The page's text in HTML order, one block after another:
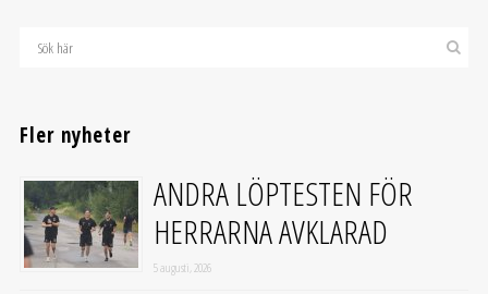
Fler nyheter
ANDRA LÖPTESTEN FÖR
HERRARNA AVKLARAD
5 augusti, 2026